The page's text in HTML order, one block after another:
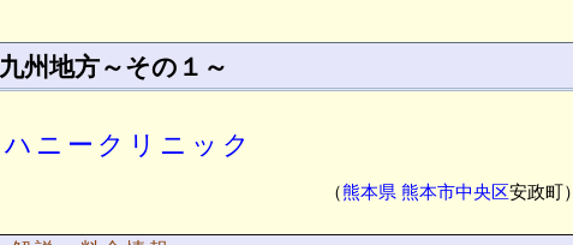
九州地方～その１～
ハニークリニック
（熊本県 熊本市中央区安政町）